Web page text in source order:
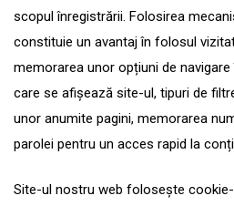
scopul înregistrării. Folosirea
constituie un avantaj în folosul
memorarea unor opțiuni de
care se afișează site-ul, tipuri de
unor anumite pagini, memorarea
parolei pentru un acces rapid la
Site-ul nostru web folosește